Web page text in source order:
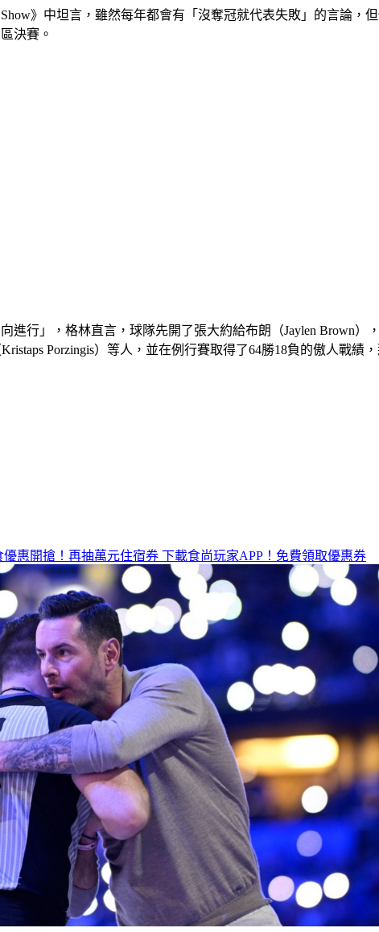
Show》中坦言，雖然每年都會有「沒奪冠就代表失敗」的言論
決賽。
進行」，格林直言，球隊先開了張大約給布朗（Jaylen Brown
Porzingis）等人，並在例行賽取得了64勝18負的傲人戰
優惠開搶！再抽萬元住宿券 下載食尚玩家APP！免費領取優惠券